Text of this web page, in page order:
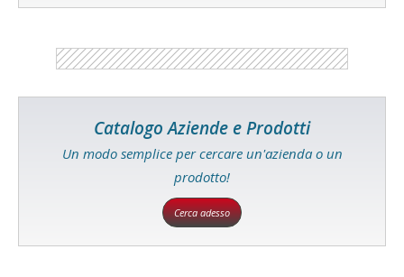
Catalogo Aziende e Prodotti
Un modo semplice per cercare un'azienda o un
prodotto!
Cerca adesso